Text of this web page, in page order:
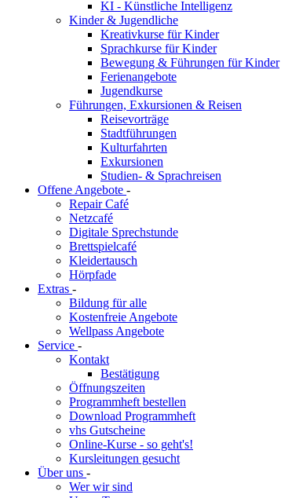
KI - Künstliche Intelligenz
Kinder & Jugendliche
Kreativkurse für Kinder
Sprachkurse für Kinder
Bewegung & Führungen für Kinder
Ferienangebote
Jugendkurse
Führungen, Exkursionen & Reisen
Reisevorträge
Stadtführungen
Kulturfahrten
Exkursionen
Studien- & Sprachreisen
Offene Angebote -
Repair Café
Netzcafé
Digitale Sprechstunde
Brettspielcafé
Kleidertausch
Hörpfade
Extras -
Bildung für alle
Kostenfreie Angebote
Wellpass Angebote
Service -
Kontakt
Bestätigung
Öffnungszeiten
Programmheft bestellen
Download Programmheft
vhs Gutscheine
Online-Kurse - so geht's!
Kursleitungen gesucht
Über uns -
Wer wir sind